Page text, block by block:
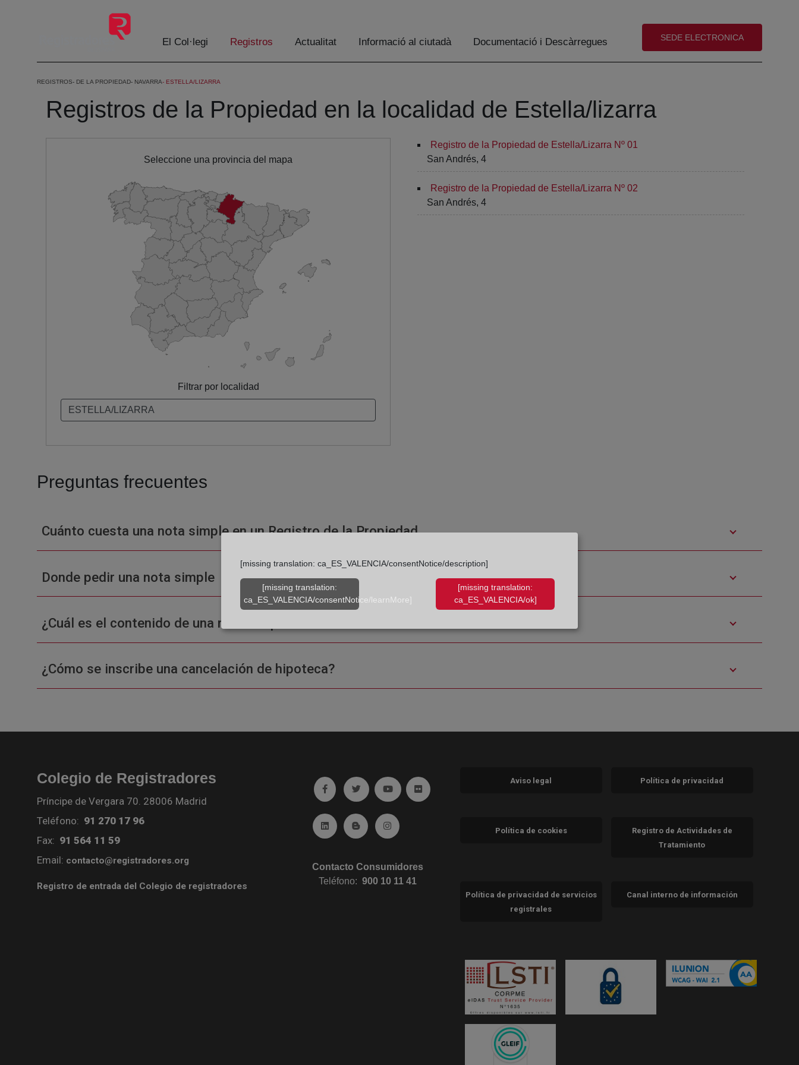
Salta al contingut principal
El Col·legi Registros Actualitat Informació al ciutadà Documentació i Descàrregues (abre en nueva ventana)
SEDE ELECTRONICA
REGISTROS DE LA PROPIEDAD NAVARRA ESTELLA/LIZARRA
Registros de la Propiedad en la localidad de Estella/lizarra
Seleccione una provincia del mapa
Filtrar por localidad
Registro de la Propiedad de Estella/Lizarra Nº 01
San Andrés, 4
Registro de la Propiedad de Estella/Lizarra Nº 02
San Andrés, 4
Preguntas frecuentes
Cuánto cuesta una nota simple en un Registro de la Propiedad
Donde pedir una nota simple
¿Cuál es el contenido de una nota simple o una certificación?
¿Cómo se inscribe una cancelación de hipoteca?
Colegio de Registradores
Príncipe de Vergara 70. 28006 Madrid
Teléfono: 91 270 17 96
Fax: 91 564 11 59
Email: contacto@registradores.org
Registro de entrada del Colegio de registradores
Ir a facebook (abre en ventana nueva)
Ir a twitter (abre en ventana nueva)
Ir a YouTube (abre en ventana nueva)
Ir a Flickr (abre en ventana nueva)
Ir a Linkedin (abre en ventana nueva)
Ir al Blog (abre en ventana nueva)
Ir a Instagram (abre en ventana nueva)
Contacto Consumidores
Teléfono:900 10 11 41
Aviso legal Política de privacidad
Política de cookies
Registro de Actividades de
Tratamiento
Política de privacidad de servicios
registrales
Canal interno de información
[missing translation: ca_ES_VALENCIA/consentNotice/description]
[missing translation:
ca_ES_VALENCIA/consentNotice/learnMore]
[missing translation:
ca_ES_VALENCIA/ok]